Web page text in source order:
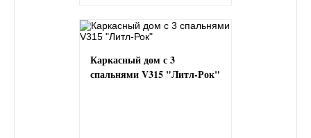
Каркасный дом с 3
спальнями V315 "Литл-Рок"